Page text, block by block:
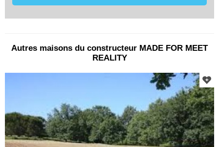
Autres maisons du constructeur MADE FOR MEET
REALITY